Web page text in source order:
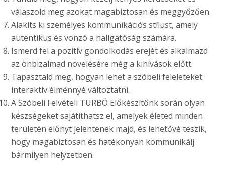
válaszold meg azokat magabiztosan és meggyőzően.
Alakíts ki személyes kommunikációs stílust, amely
autentikus és vonzó a hallgatóság számára.
Ismerd fel a pozitív gondolkodás erejét és alkalmazd
az önbizalmad növelésére még a kihívások előtt.
Tapasztald meg, hogyan lehet a szóbeli feleleteket
interaktív élménnyé változtatni.
A Szóbeli Felvételi TURBÓ Előkészítőnk során olyan
készségeket sajátíthatsz el, amelyek életed minden
területén előnyt jelentenek majd, és lehetővé teszik,
hogy magabiztosan és hatékonyan kommunikálj
bármilyen helyzetben.